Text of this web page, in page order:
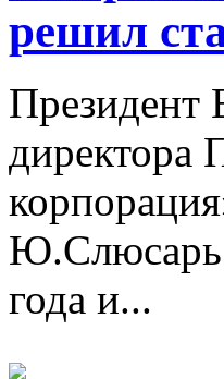
решил
Президент
директора
Ю.Слюсарь
года и...